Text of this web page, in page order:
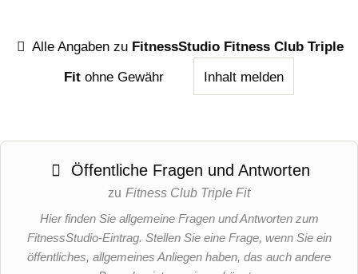
Alle Angaben zu FitnessStudio Fitness Club Triple
Fit ohne Gewähr Inhalt melden
Öffentliche Fragen und Antworten
zu Fitness Club Triple Fit
Hier finden Sie allgemeine Fragen und Antworten zum
FitnessStudio-Eintrag. Stellen Sie eine Frage, wenn Sie ein
öffentliches, allgemeines Anliegen haben, das auch andere